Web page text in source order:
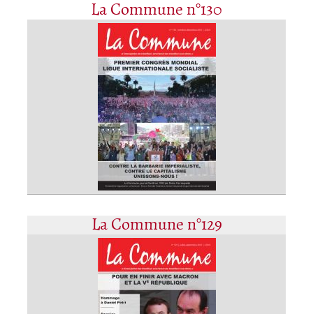
La Commune n°130
La Commune n°129